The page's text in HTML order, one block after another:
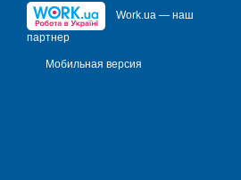
Work.ua — наш
партнер
Мобильная версия